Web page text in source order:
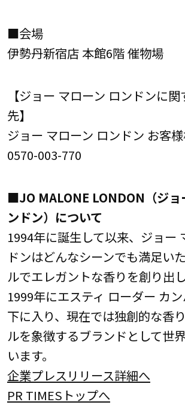
■会場
伊勢丹新宿店 本館6階 催物場
【ジョー マローン ロンドンに
先】
ジョー マローン ロンドン お客
0570-003-770
■JO MALONE LONDON（ジョ
ンドン）について
1994年に誕生して以来、ジョー
ドンはどんなシーンでも満足い
ルでエレガントな香りを創り出し
1999年にエスティ ローダー カ
下に入り、現在では独創的な香
ルを象徴するブランドとして世
います。
企業プレスリリース詳細へ
PR TIMESトップへ